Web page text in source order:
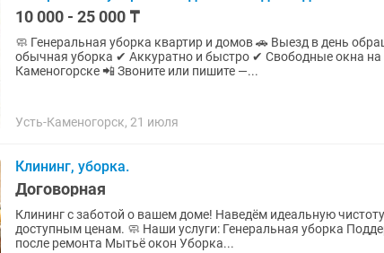
10 000 - 25 000 ₸
🧼 Генеральная уборка квартир и домов 🚗 Выезд в день
обычная уборка ✔ Аккуратно и быстро ✔ Свободные окна на
Каменогорске 📲 Звоните или пишите —...
Усть-Каменогорск, 21 июля
Клининг, уборка.
Договорная
Клининг с заботой о вашем доме! Наведём идеальную чистоту быстро, качественно и по
доступным ценам. 🧼 Наши услуги: Генеральная уборка Поддерживающая уборка Уборка
после ремонта Мытьё окон Уборка...